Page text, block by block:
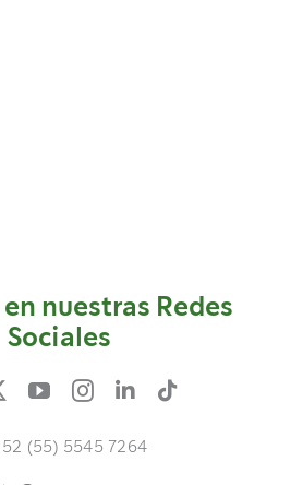
nuestras Redes
Sociales
52 (55) 5545 7264